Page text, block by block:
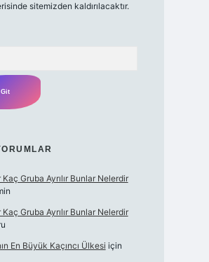
sitemizden kaldırılacaktır.
Kaç Gruba Ayrılır Bunlar Nelerdir
Kaç Gruba Ayrılır Bunlar Nelerdir
En Büyük Kaçıncı Ülkesi için